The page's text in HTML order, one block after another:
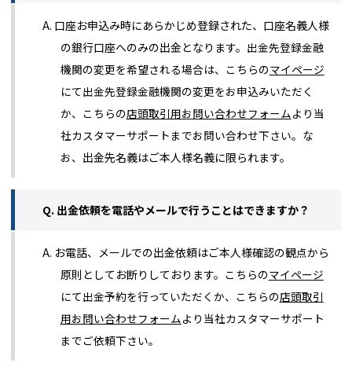
A. 口座お申込み時にあらかじめ登録された、口座名義人様
の銀行口座へのみの出金となります。 出金先登録金融
機関の変更を希望される場合は、 こちらのマイページ
にて出金先登録金融機関の変更をお申込みいただく
か、 こちらの店頭取引用お問い合わせフォームより当
社カスタマーサポートまでお問い合わせ下さい。 な
お、 出金先名義はご本人様名義に限られます。
Q. 出金依頼を電話やメールで行うことはできますか？
A. お電話、メールでの出金依頼はご本人様確認の観点から
原則としてお断りしております。 こちらのマイページ
にて出金予約を行っていただくか、こちらの店頭取引
用お問い合わせフォームより当社カスタマーサポート
までご依頼下さい。